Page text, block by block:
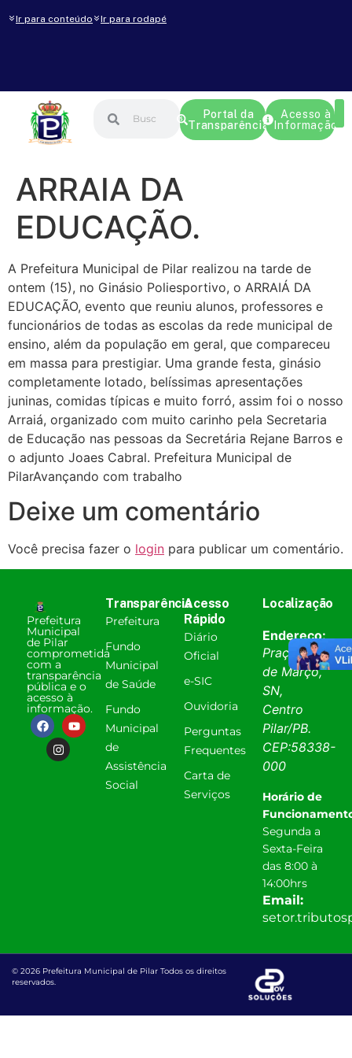
Ir para conteúdo Ir para rodapé
Portal da
Transparência
Acesso à
Informação
ARRAIA DA
EDUCAÇÃO.
A Prefeitura Municipal de Pilar realizou na tarde de
ontem (15), no Ginásio Poliesportivo, o ARRAIÁ DA
EDUCAÇÃO, evento que reuniu alunos, professores e
funcionários de todas as escolas da rede municipal de
ensino, além da população em geral, que compareceu
em massa para prestigiar. Uma grande festa, ginásio
completamente lotado, belíssimas apresentações
juninas, comidas típicas e muito forró, assim foi o nosso
Arraiá, organizado com muito carinho pela Secretaria
de Educação nas pessoas da Secretária Rejane Barros e
o adjunto Joaes Cabral. Prefeitura Municipal de
PilarAvançando com trabalho
Deixe um comentário
Você precisa fazer o login para publicar um comentário.
Prefeitura
Municipal
de Pilar
comprometida
com a
transparência
pública e o
acesso à
informação.
Transparência
Prefeitura
Fundo
Municipal
de Saúde
Fundo
Municipal
de
Assistência
Social
Acesso
Rápido
Diário
Oficial
e-SIC
Ouvidoria
Perguntas
Frequentes
Carta de
Serviços
Localização
Endereço:
Praça 31
de Março,
SN,
Centro
Pilar/PB.
CEP:58338-
000
Horário de
Segunda a
Sexta-Feira
das 8:00 à
14:00hrs
Email:
© 2026 Prefeitura Municipal de Pilar Todos os direitos
reservados.